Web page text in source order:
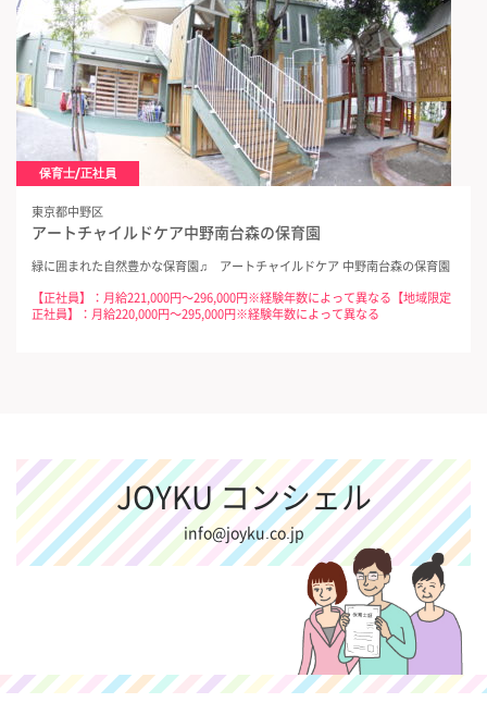
保育士/正社員
東京都中野区
アートチャイルドケア中野南台森の保育園
緑に囲まれた自然豊かな保育園♫ アートチャイルドケア 中野南台森の保育園
【正社員】：月給221,000円～296,000円※経験年数によって異なる【地域限定
正社員】：月給220,000円～295,000円※経験年数によって異なる
JOYKU コンシェル
info@joyku.co.jp